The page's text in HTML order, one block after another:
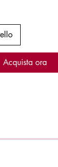
Acquista ora